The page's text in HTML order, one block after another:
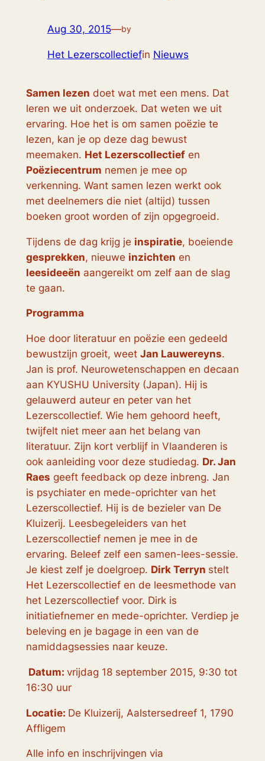
Aug 30, 2015—by
Het Lezerscollectiefin Nieuws
Samen lezen doet wat met een mens. Dat
leren we uit onderzoek. Dat weten we uit
ervaring. Hoe het is om samen poëzie te
lezen, kan je op deze dag bewust
meemaken. Het Lezerscollectiefen
Poëziecentrum nemen je mee op
verkenning. Want samen lezen werkt ook
met deelnemers die niet (altijd) tussen
boeken groot worden of zijn opgegroeid.
Tijdens de dag krijg je inspiratie, boeiende
gesprekken, nieuwe inzichten en
leesideeën aangereikt om zelf aan de slag
te gaan.
Programma
Hoe door literatuur en poëzie een gedeeld
bewustzijn groeit, weet Jan Lauwereyns.
Jan is prof. Neurowetenschappen en decaan
aan KYUSHU University (Japan). Hij is
gelauwerd auteur en peter van het
Lezerscollectief. Wie hem gehoord heeft,
twijfelt niet meer aan het belang van
literatuur. Zijn kort verblijf in Vlaanderen is
ook aanleiding voor deze studiedag. Dr. Jan
Raes geeft feedback op deze inbreng. Jan
is psychiater en mede-oprichter van het
Lezerscollectief. Hij is de bezieler van De
Kluizerij. Leesbegeleiders van het
Lezerscollectief nemen je mee in de
ervaring. Beleef zelf een samen-lees-sessie.
Je kiest zelf je doelgroep. Dirk Terryn stelt
Het Lezerscollectief en de leesmethode van
het Lezerscollectief voor. Dirk is
initiatiefnemer en mede-oprichter. Verdiep je
beleving en je bagage in een van de
namiddagsessies naar keuze.
Datum: vrijdag 18 september 2015, 9:30 tot
16:30 uur
Locatie: De Kluizerij, Aalstersedreef 1, 1790
Affligem
Alle info en inschrijvingen via